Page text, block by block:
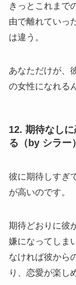
きっとこれまで
由で離れていっ
は違う。
あなただけが、
の女性になれる
12. 期待なし
る（by シラー）
彼に期待しすぎ
が高いのです。
期待どおりに彼
嫌になってしま
なければ彼から
り、恋愛が楽し